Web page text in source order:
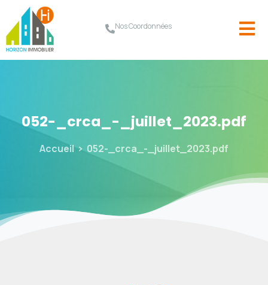
Nos Coordonnées
052-_crca_-_juillet_2023.pdf
Accueil 052-_crca_-_juillet_2023.pdf